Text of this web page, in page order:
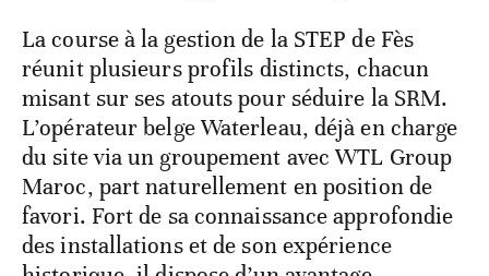
La course à la gestion de la STEP de Fès
réunit plusieurs profils distincts, chacun
misant sur ses atouts pour séduire la SRM.
L’opérateur belge Waterleau, déjà en charge
du site via un groupement avec WTL Group
Maroc, part naturellement en position de
favori. Fort de sa connaissance approfondie
des installations et de son expérience